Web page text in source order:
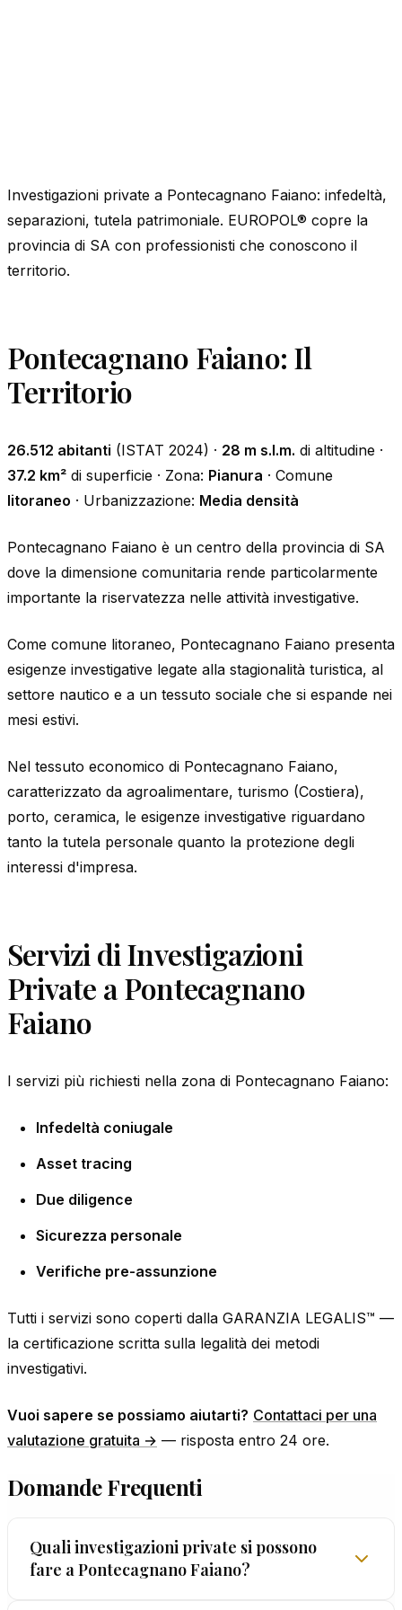
Investigazioni private a Pontecagnano Faiano: infedeltà,
separazioni, tutela patrimoniale. EUROPOL® copre la
provincia di SA con professionisti che conoscono il
territorio.
Pontecagnano Faiano: Il
Territorio
26.512 abitanti (ISTAT 2024) · 28 m s.l.m. di altitudine ·
37.2 km² di superficie · Zona: Pianura · Comune
litoraneo · Urbanizzazione: Media densità
Pontecagnano Faiano è un centro della provincia di SA
dove la dimensione comunitaria rende particolarmente
importante la riservatezza nelle attività investigative.
Come comune litoraneo, Pontecagnano Faiano presenta
esigenze investigative legate alla stagionalità turistica, al
settore nautico e a un tessuto sociale che si espande nei
mesi estivi.
Nel tessuto economico di Pontecagnano Faiano,
caratterizzato da agroalimentare, turismo (Costiera),
porto, ceramica, le esigenze investigative riguardano
tanto la tutela personale quanto la protezione degli
interessi d'impresa.
Servizi di Investigazioni
Private a Pontecagnano
Faiano
I servizi più richiesti nella zona di Pontecagnano Faiano:
Infedeltà coniugale
Asset tracing
Due diligence
Sicurezza personale
Verifiche pre-assunzione
Tutti i servizi sono coperti dalla GARANZIA LEGALIS™ —
la certificazione scritta sulla legalità dei metodi
investigativi.
Vuoi sapere se possiamo aiutarti? Contattaci per una
valutazione gratuita → — risposta entro 24 ore.
Domande Frequenti
Quali investigazioni private si possono
fare a Pontecagnano Faiano?